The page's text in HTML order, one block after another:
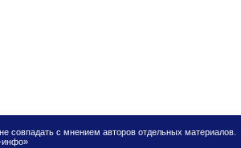
совпадать с мнением авторов отдельных материалов.
инфо»